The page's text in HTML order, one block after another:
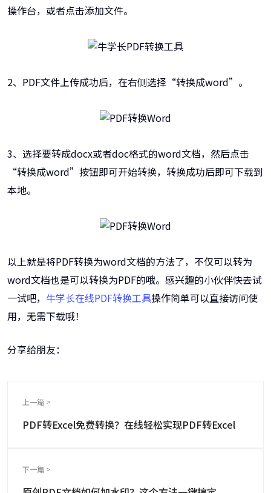
操作台，或者点击添加文件。
2、PDF文件上传成功后，在右侧选择“转换成word”。
3、选择要转成docx或者doc格式的word文档，然后点击
“转换成word”按钮即可开始转换，转换成功后即可下载到
本地。
以上就是将PDF转换为word文档的方法了，不仅可以转为
word文档也是可以转换为PDF的哦。感兴趣的小伙伴快去试
一试吧， 牛学长在线PDF转换工具操作简单可以直接访问使
用，无需下载哦！
分享给朋友：
上一篇 >
PDF转Excel免费转换？在线轻松实现PDF转Excel
下一篇 >